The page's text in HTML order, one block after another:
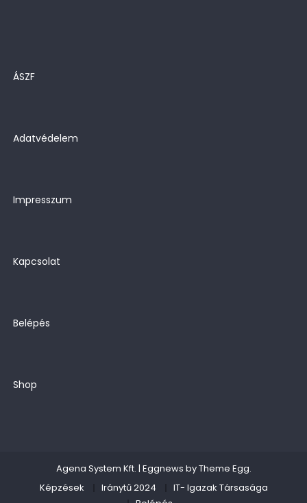
ÁSZF
Adatvédelem
Impresszum
Kapcsolat
Belépés
Shop
Agena System Kft. | Eggnews byTheme Egg.
Képzések
Iránytű 2024
IT- Igazak Társasága